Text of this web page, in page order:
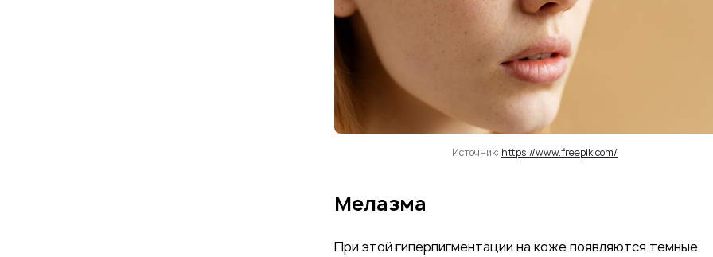
Источник: https://www.freepik.com/
Мелазма
При этой гиперпигментации на коже появляются темные